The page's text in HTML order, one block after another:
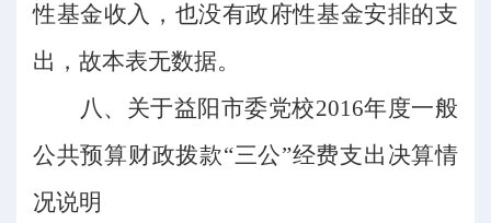
性基金收入，也没有政府性基金安排的支
出，故本表无数据。
八、 关于益阳市委党校2016年度一般
公共预算财政拨款“三公”经费支出决算情
况说明